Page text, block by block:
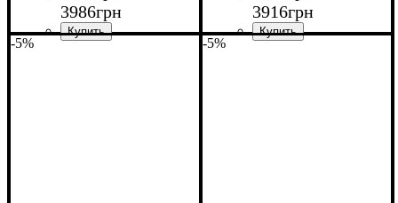
3986грн
3916грн
-5% -5%